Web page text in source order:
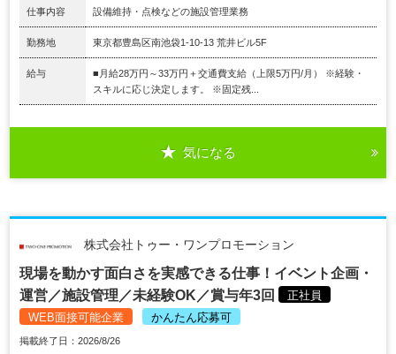
仕事内容 設備維持・点検などの施設管理業務
勤務地 東京都豊島区南池袋1-10-13 荒井ビル5F
給与
■月給28万円～33万円＋交通費支給（上限5万円/月） ※経験・
スキルに応じ決定します。 ※固定残...
気になる
株式会社トゥー・ワンプロモーション
現場を動かす面白さを実感できる仕事！イベント企画・
運営／施設管理／未経験OK／賞与年3回
正社員
WEB面接可能企業
かんたん応募可
掲載終了日：2026/8/26